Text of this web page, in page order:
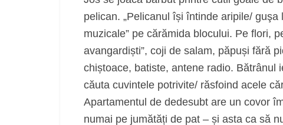
pelican. „Pelicanul își întinde aripile/
muzicale” pe cărămida blocului. Pe flori,
avangardiști”, coji de salam, păpuși fără
chiștoace, batiste, antene radio. Bătrânul
căuta cuvintele potrivite/ răsfoind acele
Apartamentul de dedesubt are un covor
numai pe jumătăți de pat – și asta ca să